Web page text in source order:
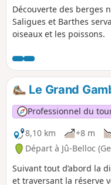
Découverte des berges
Saligues et Barthes
oiseaux et les poissons.
Le Grand
Professionnel du
8,10 km
+8 m
Départ à Jû-Belloc
Suivant tout d’abord la
et traversant la réserve